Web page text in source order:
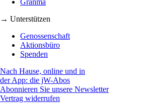
Granma
→ Unterstützen
Genossenschaft
Aktionsbüro
Spenden
Nach Hause, online und in
der App: die jW-Abos
Abonnieren Sie unsere Newsletter
Vertrag widerrufen